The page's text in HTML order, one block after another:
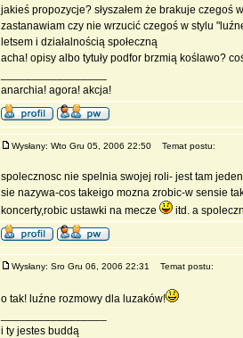
jakieś propozycje? słyszałem że brakuje czegoś
zastanawiam czy nie wrzucić czegoś w stylu
letsem i działalnością społeczną
acha! opisy albo tytuły podfor brzmią koślawo?
anarchia! agora! akcja!
Wysłany: Wto Gru 05, 2006 22:50 Temat postu:
spolecznosc nie spelnia swojej roli- jest tam
sie nazywa-cos takeigo mozna zrobic-w sensie
koncerty,robic ustawki na mecze
itd. a
Wysłany: Sro Gru 06, 2006 22:31 Temat postu:
o tak! luźne rozmowy dla luzaków!
i ty jestes buddą